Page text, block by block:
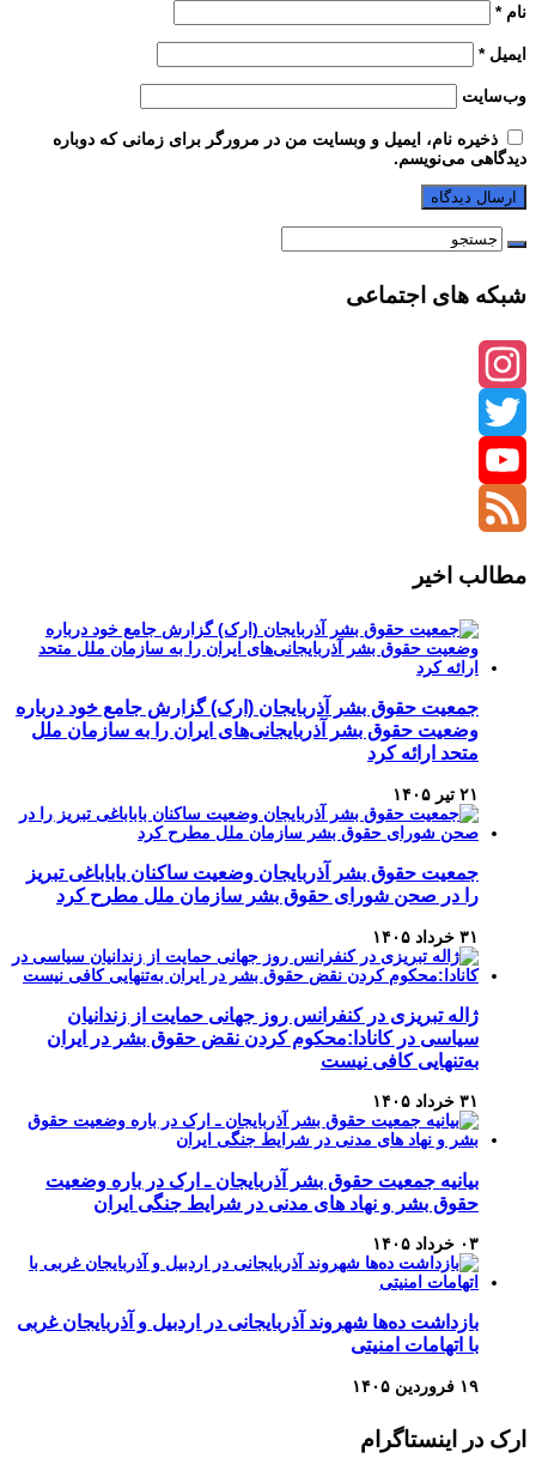
نام*
ایمیل*
وب‌سایت
ذخیره نام، ایمیل و وبسایت من در مرورگر برای زمانی که دوباره
دیدگاهی می‌نویسم.
شبکه های اجتماعی
Instagram
Twitter
YouTube
مطالب اخیر
جمعیت حقوق بشر آذربایجان (ارک) گزارش جامع خود درباره
وضعیت حقوق بشر آذربایجانی‌های ایران را به سازمان ملل
متحد ارائه کرد
۲۱ تیر ۱۴۰۵
جمعیت حقوق بشر آذربایجان وضعیت ساکنان باباباغی تبریز
را در صحن شورای حقوق بشر سازمان ملل مطرح کرد
۳۱ خرداد ۱۴۰۵
ژاله تبریزی در کنفرانس روز جهانی حمایت از زندانیان
سیاسی در کانادا:محکوم کردن نقض حقوق بشر در ایران
به‌تنهایی کافی نیست
۳۱ خرداد ۱۴۰۵
بیانیه جمعیت حقوق بشر آذربایجان ـ ارک در باره وضعیت
حقوق بشر و نهاد های مدنی در شرایط جنگی ایران
۰۳ خرداد ۱۴۰۵
بازداشت ده‌ها شهروند آذربایجانی در اردبیل و آذربایجان غربی
با اتهامات امنیتی
۱۹ فروردین ۱۴۰۵
ارک در اینستاگرام